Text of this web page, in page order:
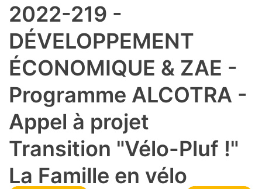
2022-219 -
DÉVELOPPEMENT
ÉCONOMIQUE & ZAE -
Programme ALCOTRA -
Appel à projet
Transition "Vélo-Pluf !"
La Famille en vélo